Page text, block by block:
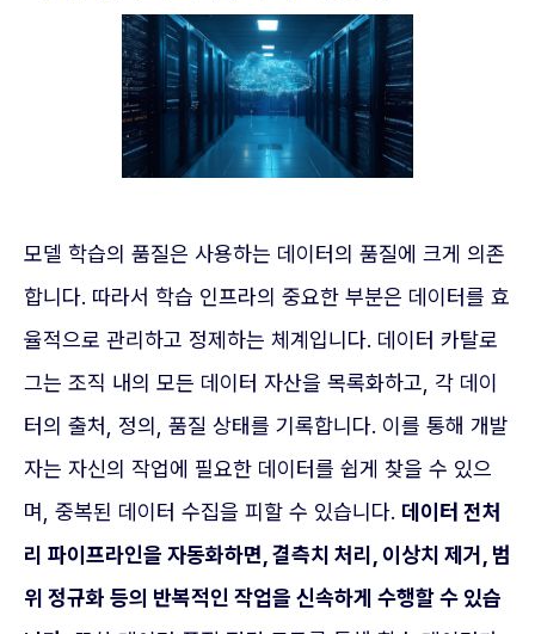
모델 학습의 품질은 사용하는 데이터의 품질에 크게 의존
합니다. 따라서 학습 인프라의 중요한 부분은 데이터를 효
율적으로 관리하고 정제하는 체계입니다. 데이터 카탈로
그는 조직 내의 모든 데이터 자산을 목록화하고, 각 데이
터의 출처, 정의, 품질 상태를 기록합니다. 이를 통해 개발
자는 자신의 작업에 필요한 데이터를 쉽게 찾을 수 있으
며, 중복된 데이터 수집을 피할 수 있습니다. 데이터 전처
리 파이프라인을 자동화하면, 결측치 처리, 이상치 제거, 범
위 정규화 등의 반복적인 작업을 신속하게 수행할 수 있습